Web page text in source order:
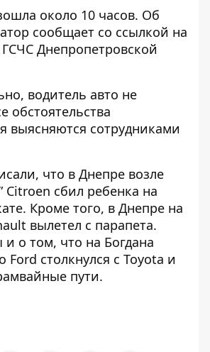
около 10 часов. Об
сообщает со ссылкой на
Днепропетровской
водитель авто не
обстоятельства
выясняются сотрудниками
что в Днепре возле
Citroen сбил ребенка на
Кроме того, в Днепре на
вылетел с парапета.
о том, что на Богдана
Ford столкнулся с Toyota и
пути.